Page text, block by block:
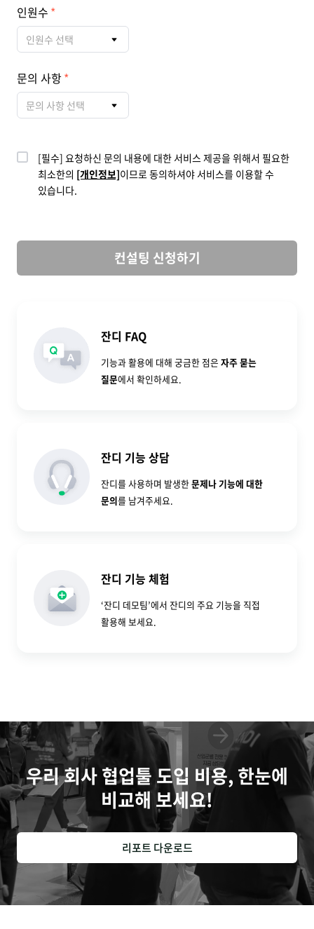
인원수
인원수 선택
문의 사항
문의 사항 선택
[필수] 요청하신 문의 내용에 대한 서비스 제공을 위해서 필요한
최소한의 [개인정보]이므로 동의하셔야 서비스를 이용할 수
있습니다.
컨설팅 신청하기
잔디 FAQ
기능과 활용에 대해 궁금한 점은 자주 묻는
질문에서 확인하세요.
잔디 기능 상담
잔디를 사용하며 발생한문제나 기능에 대한
문의를 남겨주세요.
잔디 기능 체험
‘잔디 데모팀’에서 잔디의 주요 기능을 직접
활용해 보세요.
우리 회사 협업툴 도입 비용, 한눈에
비교해 보세요!
리포트 다운로드